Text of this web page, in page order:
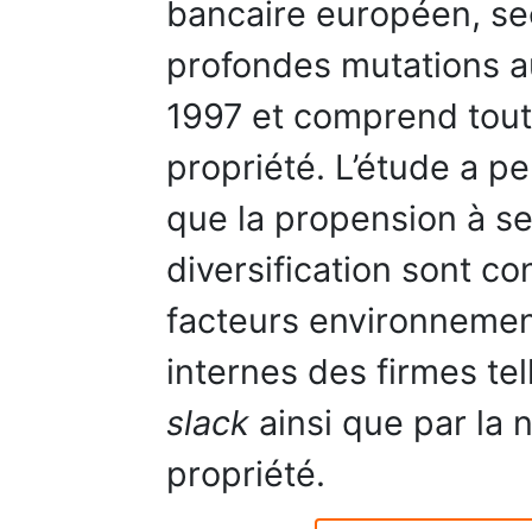
bancaire européen,
profondes mutations
1997 et comprend
propriété. L’étude a
que la propension à
diversification sont
facteurs
internes des firmes
slack ainsi que par la
propriété.